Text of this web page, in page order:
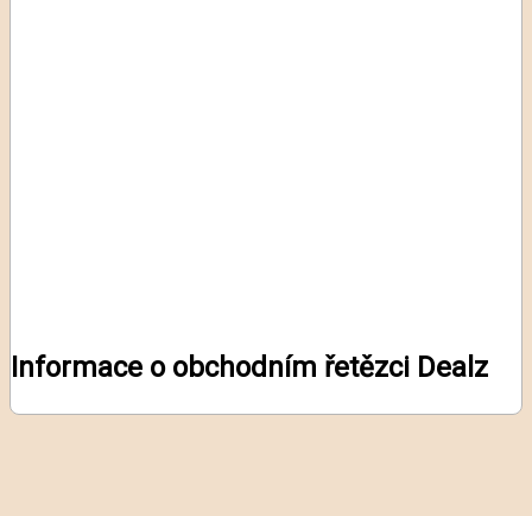
Informace o obchodním řetězci Dealz